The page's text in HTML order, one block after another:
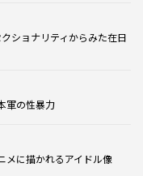
ショナリティからみた在日
軍の性暴力
メに描かれるアイドル像